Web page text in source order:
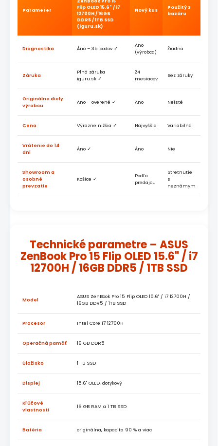
Parameter
Flip OLED 15.6" / i7
12700H / 16GB
DDR5 / 1TB SSD
(iguru.sk)
Nový kus
Použitý z
bazáru
Diagnostika Áno – 35 bodov ✓
Áno
(výrobca)
Žiadna
Záruka
Plná záruka
iguru.sk ✓
24
mesiacov
Bez záruky
Originálne diely
výrobcu
Áno – overené ✓ Áno Neisté
Cena Výrazne nižšia ✓ Najvyššia Variabilná
Vrátenie do 14
dní
Áno ✓ Áno Nie
Showroom a
osobné
prevzatie
Košice ✓
Podľa
predajcu
Stretnutie
s
neznámym
Technické parametre – ASUS
ZenBook Pro 15 Flip OLED 15.6" / i7
12700H / 16GB DDR5 / 1TB SSD
Model
ASUS ZenBook Pro 15 Flip OLED 15.6" / i7 12700H /
16GB DDR5 / 1TB SSD
Procesor Intel Core i7 12700H
Operačná pamäť 16 GB DDR5
Úložisko 1 TB SSD
Displej 15,6" OLED, dotykový
Kľúčové
vlastnosti
16 GB RAM a 1 TB SSD
Batéria originálna, kapacita 90 % a viac